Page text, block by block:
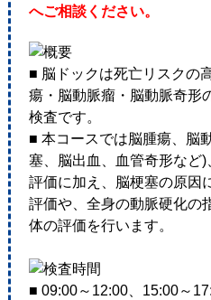
へご相談ください。
■ 脳ドックは死亡リスクの
瘍・脳動脈瘤・脳動脈奇形
検査です。
■ 本コースでは脳腫瘍、脳
塞、脳出血、血管奇形など
評価に加え、脳梗塞の原因
評価や、全身の動脈硬化の
体の評価を行います。
■ 09:00～12:00、15:00～